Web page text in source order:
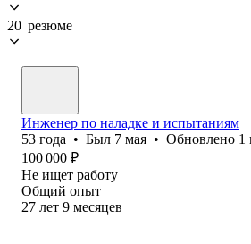
20 резюме
Инженер по наладке и испытаниям
53 года • Был 7 мая • Обновлено 1
100 000 ₽
Не ищет работу
Общий опыт
27 лет 9 месяцев